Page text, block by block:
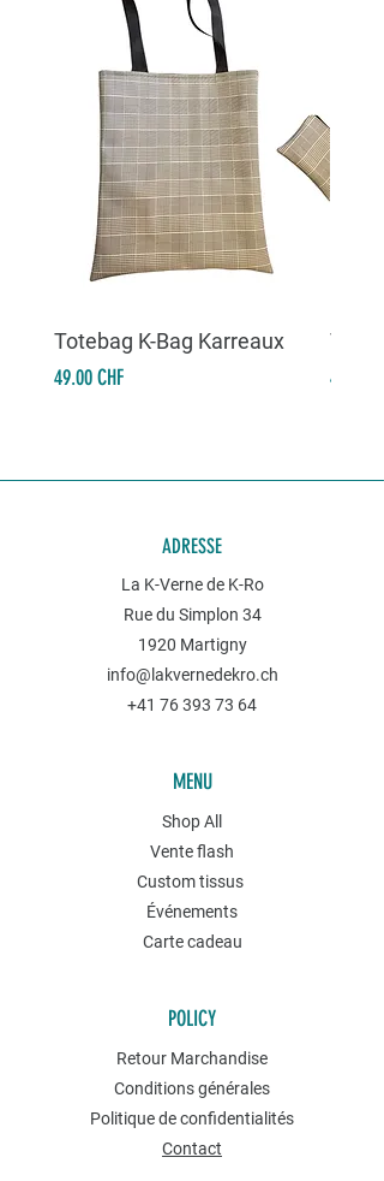
Totebag K-Bag Karreaux
Prix
49.00 CHF Prix
49.00
ADRESSE
La K-Verne de K-Ro
Rue du Simplon 34
1920 Martigny
info@lakvernedekro.ch
+41 76 393 73 64
MENU
Shop All
Vente flash
Custom tissus
Événements
Carte cadeau
POLICY
Retour Marchandise
Conditions générales
Politique de confidentialités
Contact